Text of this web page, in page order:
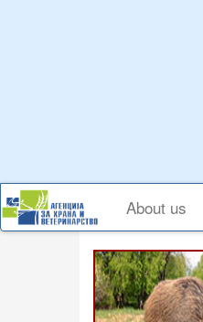
Main
navigation
About us